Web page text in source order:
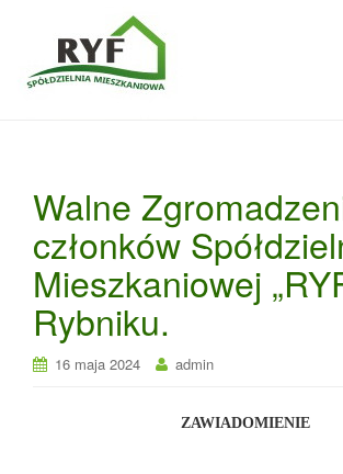
Walne
członków
Mieszkaniowej
Rybniku.
16 maja 2024 admin
ZAWIADOMIENIE